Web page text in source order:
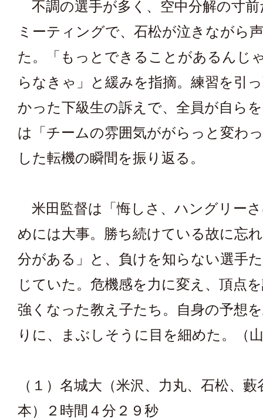
不調の選手が多く、空中分解の寸
ミーティングで、石松が泣きながら
た。「もっとできることがあるんじ
らなきゃ」と緩みを指摘。練習を引
かった下級生の訴えで、全員が自ら
は「チームの雰囲気ががらっと変わ
した転機の瞬間を振り返る。
米田監督は「悔しさ、ハングリー
めには大事。勝ち続けている故に忘
分がある」と、負けを知らない選手
じていた。危機感を力に変え、頂点
強くなった教え子たち。自身の予想
りに、まぶしそうに目を細めた。（
（１）名城大（米沢、力丸、石松、
本）２時間４分２９秒